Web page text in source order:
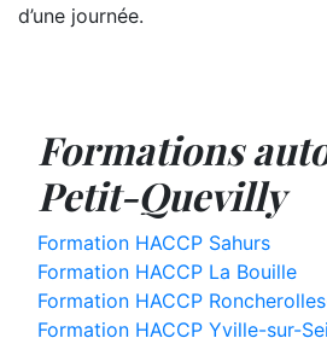
d’une journée.
Formations
Petit-Quevilly
Formation HACCP Sahurs
Formation HACCP La Bouille
Formation HACCP
Formation HACCP Yville-sur-